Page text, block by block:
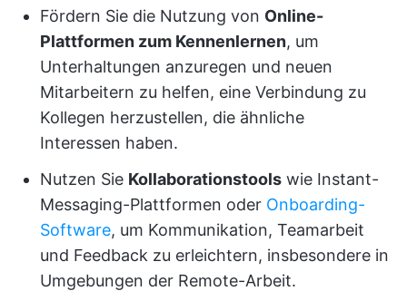
Fördern Sie die Nutzung von Online-
Plattformen zum Kennenlernen, um
Unterhaltungen anzuregen und neuen
Mitarbeitern zu helfen, eine Verbindung zu
Kollegen herzustellen, die ähnliche
Interessen haben.
Nutzen Sie Kollaborationstools wie Instant-
Messaging-Plattformen oder Onboarding-
Software, um Kommunikation, Teamarbeit
und Feedback zu erleichtern, insbesondere in
Umgebungen der Remote-Arbeit.